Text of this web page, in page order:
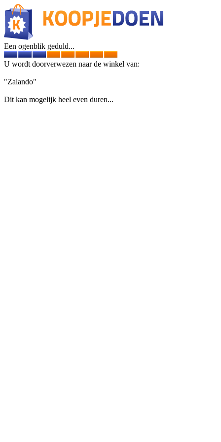
Een ogenblik geduld...
U wordt doorverwezen naar de winkel van:
"Zalando"
Dit kan mogelijk heel even duren...